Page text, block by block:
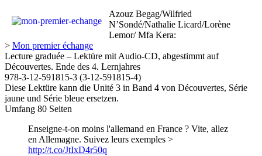
Azouz Begag/Wilfried
N’Sondé/Nathalie Licard/Lorène
Lemor/ Mfa Kera:
> Mon premier échange
Lecture graduée – Lektüre mit Audio-CD, abgestimmt auf
Découvertes. Ende des 4. Lernjahres
978-3-12-591815-3 (3-12-591815-4)
Diese Lektüre kann die Unité 3 in Band 4 von Découvertes, Série
jaune und Série bleue ersetzen.
Umfang 80 Seiten
Enseigne-t-on moins l'allemand en France ? Vite, allez
en Allemagne. Suivez leurs exemples >
http://t.co/JtIxD4r50q